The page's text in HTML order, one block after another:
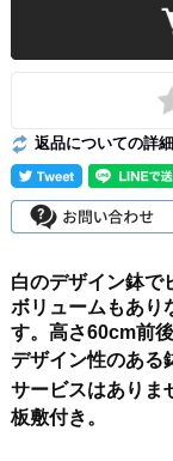
返品についての詳
白のデザイン鉢で
ボリュームもあり
す。高さ60cm前
デザイン性のある
サービスはありま
板敷付き。